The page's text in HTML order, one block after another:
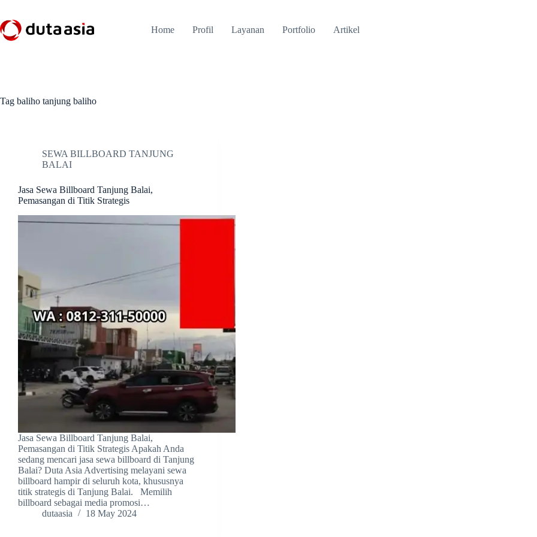
content
Home Profil Layanan Portfolio Artikel
Tag baliho tanjung baliho
SEWA BILLBOARD TANJUNG
BALAI
Jasa Sewa Billboard Tanjung Balai,
Pemasangan di Titik Strategis
Jasa Sewa Billboard Tanjung Balai,
Pemasangan di Titik Strategis Apakah Anda
sedang mencari jasa sewa billboard di Tanjung
Balai? Duta Asia Advertising melayani sewa
billboard hampir di seluruh kota, khususnya
titik strategis di Tanjung Balai. Memilih
billboard sebagai media promosi…
dutaasia
18 May 2024